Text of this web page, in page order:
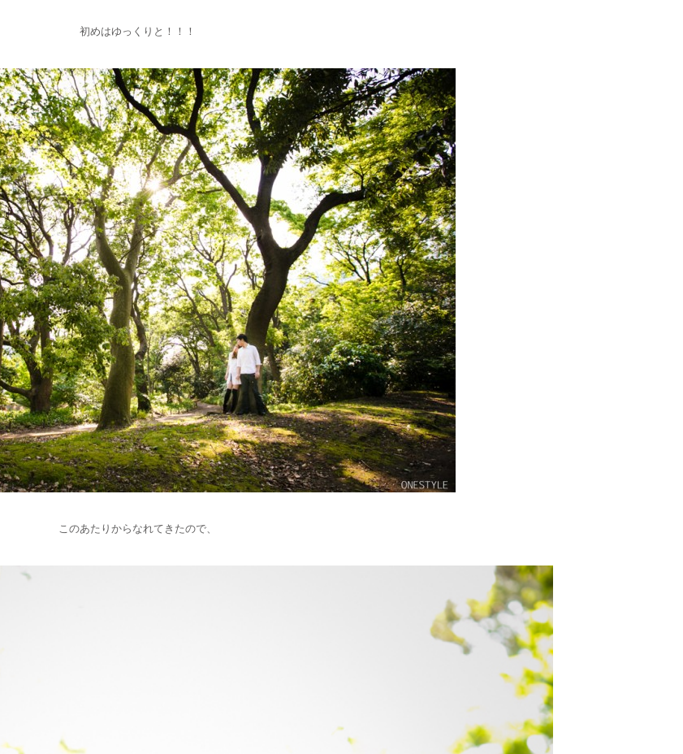
初めはゆっくりと！！！
このあたりからなれてきたので、